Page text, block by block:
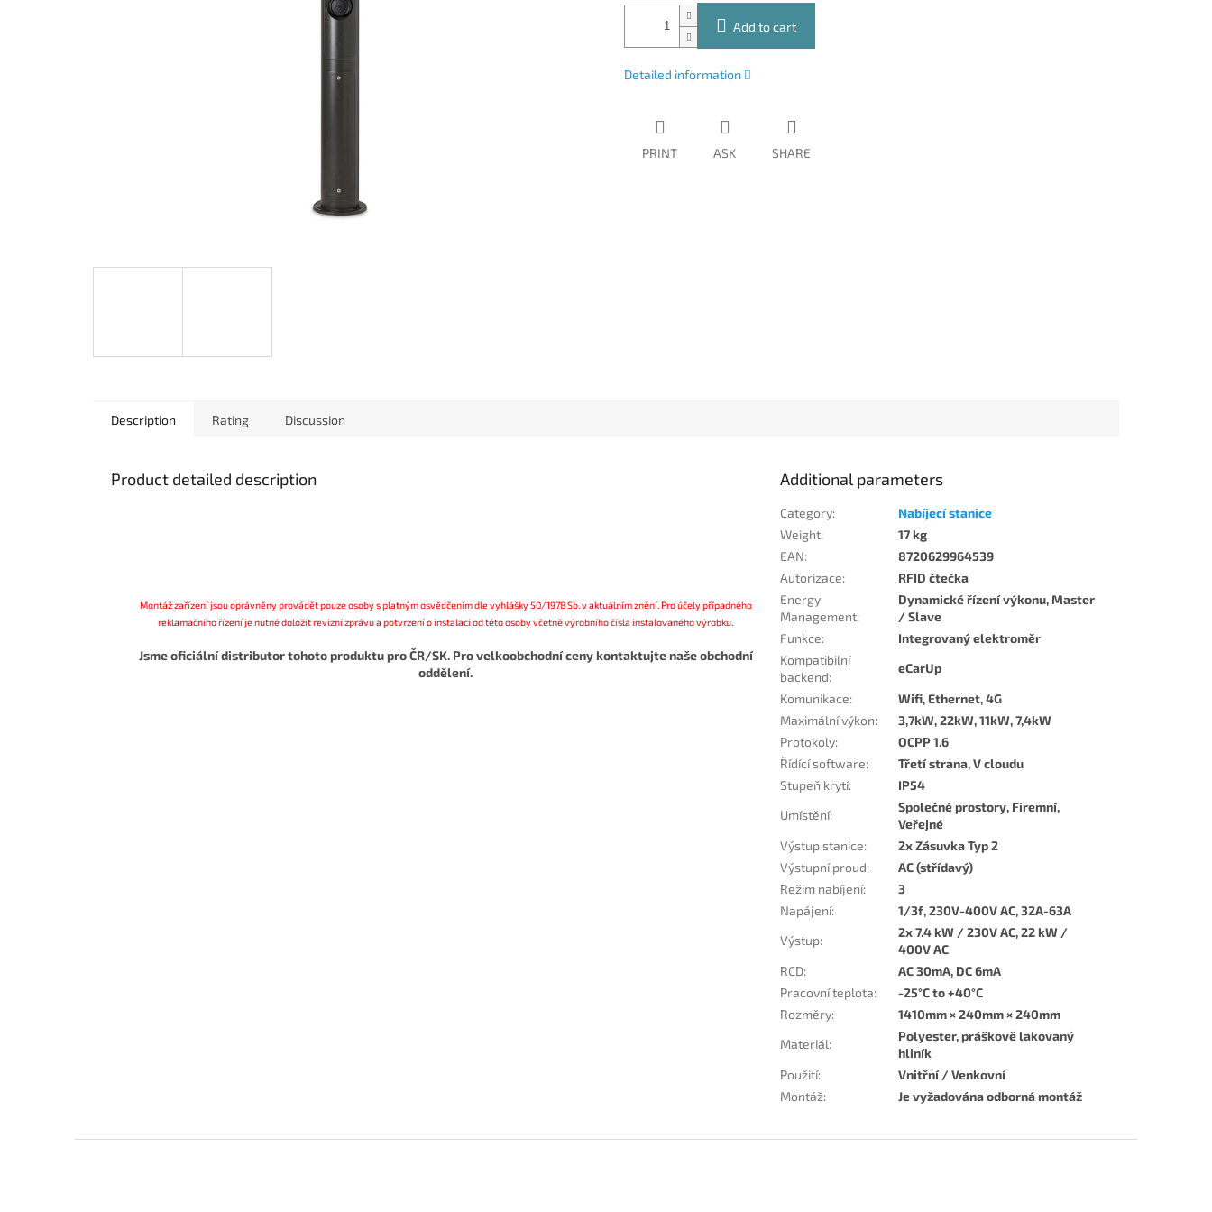
Add to cart
Detailed information
PRINT ASK SHARE
Description Rating Discussion
Product detailed description
Montáž zařízení jsou oprávněny provádět pouze osoby s platným osvědčením dle vyhlášky 50/1978 Sb. v aktuálním znění. Pro účely případného
reklamačního řízení je nutné doložit revizní zprávu a potvrzení o instalaci od této osoby včetně výrobního čísla instalovaného výrobku.
Jsme oficiální distributor tohoto produktu pro ČR/SK. Pro velkoobchodní ceny kontaktujte naše obchodní
oddělení.
Additional parameters
Category:
Nabíjecí stanice
Weight:
17 kg
EAN:
8720629964539
Autorizace:
RFID čtečka
Energy
Management:
Dynamické řízení výkonu, Master
/ Slave
Funkce:
Integrovaný elektroměr
Kompatibilní
backend:
eCarUp
Komunikace:
Wifi, Ethernet, 4G
Maximální výkon:
3,7kW, 22kW, 11kW, 7,4kW
Protokoly:
OCPP 1.6
Řídící software:
Třetí strana, V cloudu
Stupeň krytí:
IP54
Umístění:
Společné prostory, Firemní,
Veřejné
Výstup stanice:
2x Zásuvka Typ 2
Výstupní proud:
AC (střídavý)
Režim nabíjení:
3
Napájení:
1/3f, 230V-400V AC, 32A-63A
Výstup:
2x 7.4 kW / 230V AC, 22 kW /
400V AC
RCD:
AC 30mA, DC 6mA
Pracovní teplota:
-25°C to +40°C
Rozměry:
1410mm × 240mm × 240mm
Materiál:
Polyester, práškově lakovaný
hliník
Použití:
Vnitřní / Venkovní
Montáž: Je vyžadována odborná montáž